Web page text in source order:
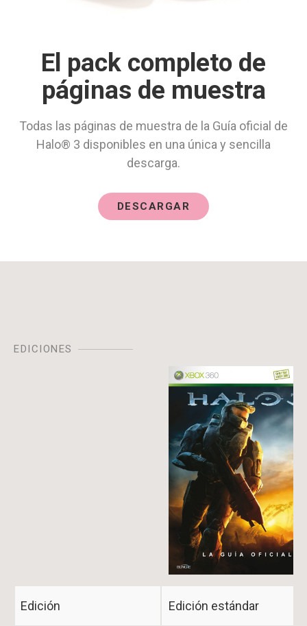
El pack completo de
páginas de muestra
Todas las páginas de muestra de la Guía oficial de
Halo® 3 disponibles en una única y sencilla
descarga.
DESCARGAR
EDICIONES
Edición Edición estándar